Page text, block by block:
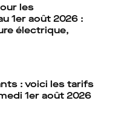
les
1er août 2026 :
électrique,
: voici les tarifs
1er août 2026